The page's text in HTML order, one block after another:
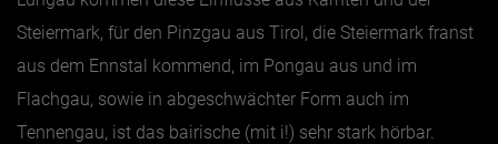
Steiermark, für den Pinzgau aus Tirol, die Steiermark franst
aus dem Ennstal kommend, im Pongau aus und im
Flachgau, sowie in abgeschwächter Form auch im
Tennengau, ist das bairische (mit i!) sehr stark hörbar.